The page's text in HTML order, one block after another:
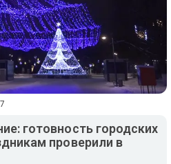
готовность городских
проверили в